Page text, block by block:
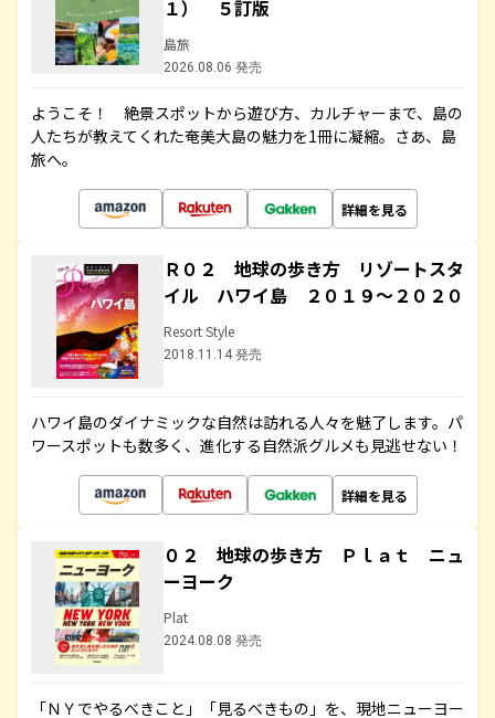
１） ５訂版
島旅
2026.08.06 発売
ようこそ！ 絶景スポットから遊び方、カルチャーまで、島の
人たちが教えてくれた奄美大島の魅力を1冊に凝縮。さあ、島
旅へ。
詳細を見る
Ｒ０２ 地球の歩き方 リゾートスタ
イル ハワイ島 ２０１９～２０２０
Resort Style
2018.11.14 発売
ハワイ島のダイナミックな自然は訪れる人々を魅了します。パ
ワースポットも数多く、進化する自然派グルメも見逃せない！
詳細を見る
０２ 地球の歩き方 Ｐｌａｔ ニュ
ーヨーク
Plat
2024.08.08 発売
「ＮＹでやるべきこと」「見るべきもの」を、現地ニューヨー